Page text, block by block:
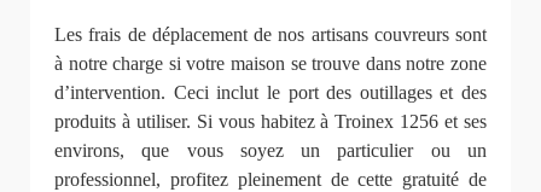
Les frais de déplacement de nos artisans couvreurs sont
à notre charge si votre maison se trouve dans notre zone
d’intervention. Ceci inclut le port des outillages et des
produits à utiliser. Si vous habitez à Troinex 1256 et ses
environs, que vous soyez un particulier ou un
professionnel, profitez pleinement de cette gratuité de